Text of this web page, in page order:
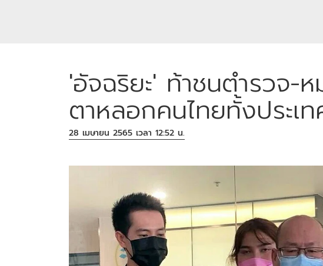
'อัจฉริยะ' ท้าชนตำรวจ-
ตาหลอกคนไทยทั้งประเ
28 เมษายน 2565 เวลา 12:52 น.